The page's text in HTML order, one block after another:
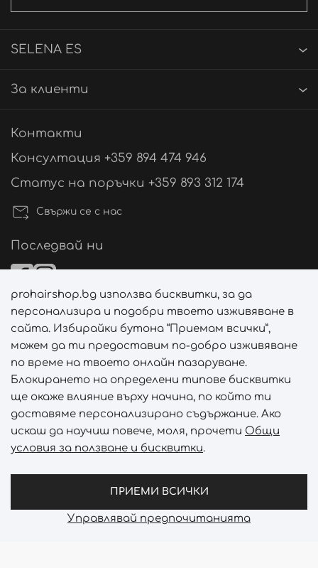
SELENA ES
За клиенти
Контакти
Консултация +359 894 474 946
Статус на поръчки +359 893 312 174
Свържи се с нас
Последвай ни
Начини на плащане
Начини на доставка
Отключи ексклузивни отстъпки и лимитирани
Prohair Shop © 2026 - Всички права запазени
prohairshop.bg използва бисквитки, за да
персонализира и подобри твоето изживяване в
сайта. Избирайки бутона “Приемам всички”,
можем да ти предоставим по-добро изживяване
по време на твоето онлайн пазаруване.
Блокирането на определени типове бисквитки
ще окаже влияние върху начина, по който ти
доставяме персонализирано съдържание. Ако
искаш да научиш повече, моля, прочети Общи
условия за ползване и бисквитки.
ПРИЕМИ ВСИЧКИ
Управлявай предпочитанията